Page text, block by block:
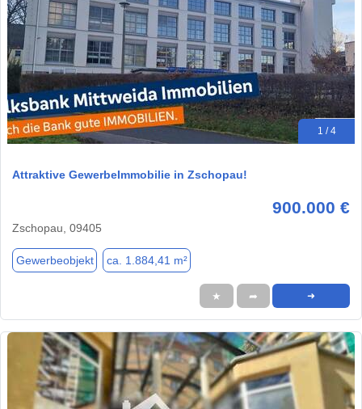
1 / 4
Attraktive GewerbeImmobilie in Zschopau!
900.000 €
Zschopau, 09405
Gewerbeobjekt ca. 1.884,41 m²
★ ➦ ➜